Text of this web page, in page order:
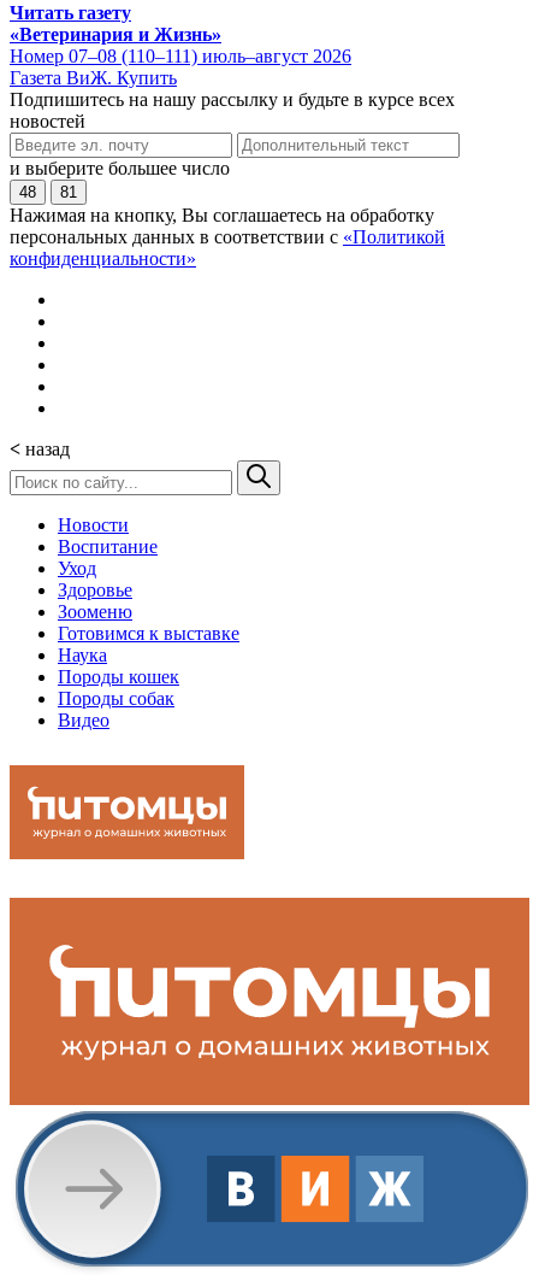
Читать газету
«Ветеринария и Жизнь»
Номер 07–08 (110–111) июль–август 2026
Газета ВиЖ. Купить
Подпишитесь на нашу рассылку и будьте в курсе всех
новостей
и выберите большее число
48 81
Нажимая на кнопку, Вы соглашаетесь на обработку
персональных данных в соответствии с «Политикой
конфиденциальности»
< назад
Новости
Воспитание
Уход
Здоровье
Зооменю
Готовимся к выставке
Наука
Породы кошек
Породы собак
Видео